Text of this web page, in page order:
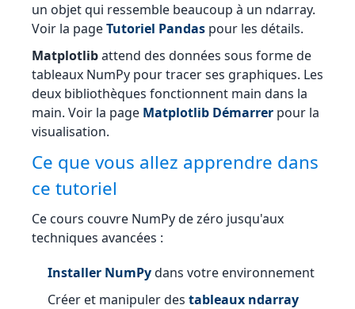
un objet qui ressemble beaucoup à un ndarray.
Voir la pageTutoriel Pandas pour les détails.
Matplotlibattend des données sous forme de
tableaux NumPy pour tracer ses graphiques. Les
deux bibliothèques fonctionnent main dans la
main. Voir la page Matplotlib Démarrer pour la
visualisation.
Ce que vous allez apprendre dans
ce tutoriel
Ce cours couvre NumPy de zéro jusqu'aux
techniques avancées :
Installer NumPydans votre environnement
Créer et manipuler des tableaux ndarray